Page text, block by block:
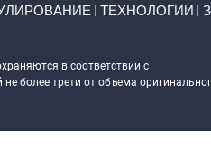
ТЕХНОЛОГИИ
в соответствии с
более трети от объема